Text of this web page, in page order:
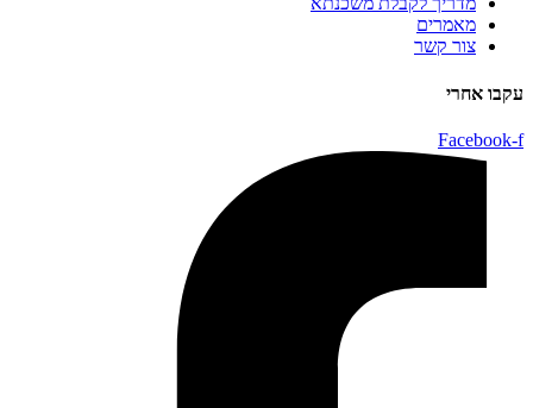
מאמרים
צור קשר
עקבו אחרי
Facebook-f